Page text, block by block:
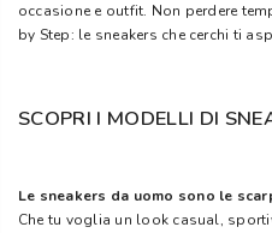
occasione e outfit. Non perdere
by Step: le sneakers che cerchi ti
SCOPRI I MODELLI DI
Le sneakers da uomo sono le
Che tu voglia un look casual,